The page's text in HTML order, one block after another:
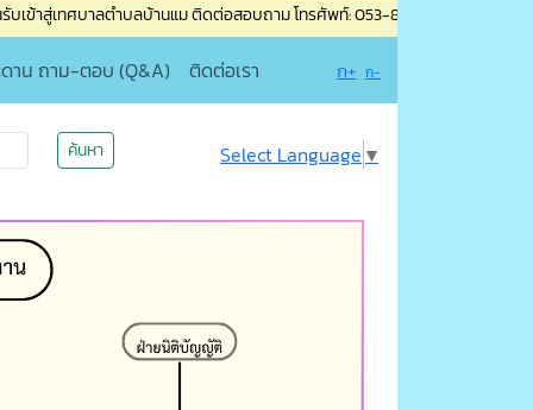
บลบ้านแม ติดต่อสอบถาม โทรศัพท์: 053-835965 โทรสาร: 053-835965 ต่อ 19
ดาน ถาม-ตอบ (Q&A) ติดต่อเรา ก+ ก-
ค้นหา Select Language ▼